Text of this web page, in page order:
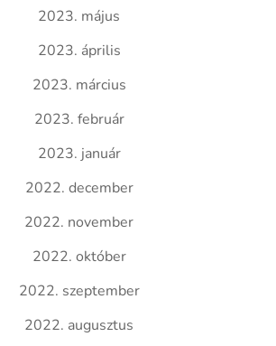
2023. május
2023. április
2023. március
2023. február
2023. január
2022. december
2022. november
2022. október
2022. szeptember
2022. augusztus